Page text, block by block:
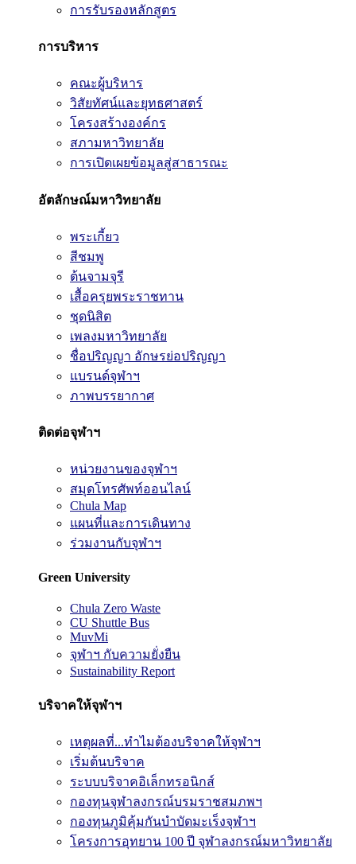
การรับรองหลักสูตร
การบริหาร
คณะผู้บริหาร
วิสัยทัศน์และยุทธศาสตร์
โครงสร้างองค์กร
สภามหาวิทยาลัย
การเปิดเผยข้อมูลสู่สาธารณะ
อัตลักษณ์มหาวิทยาลัย
พระเกี้ยว
สีชมพู
ต้นจามจุรี
เสื้อครุยพระราชทาน
ชุดนิสิต
เพลงมหาวิทยาลัย
ชื่อปริญญา อักษรย่อปริญญา
แบรนด์จุฬาฯ
ภาพบรรยากาศ
ติดต่อจุฬาฯ
หน่วยงานของจุฬาฯ
สมุดโทรศัพท์ออนไลน์
Chula Map
แผนที่และการเดินทาง
ร่วมงานกับจุฬาฯ
Green University
Chula Zero Waste
CU Shuttle Bus
MuvMi
จุฬาฯ กับความยั่งยืน
Sustainability Report
บริจาคให้จุฬาฯ
เหตุผลที่...ทำไมต้องบริจาคให้จุฬาฯ
เริ่มต้นบริจาค
ระบบบริจาคอิเล็กทรอนิกส์
กองทุนจุฬาลงกรณ์บรมราชสมภพฯ
กองทุนภูมิคุ้มกันบำบัดมะเร็งจุฬาฯ
โครงการอุทยาน 100 ปี จุฬาลงกรณ์มหาวิทยาลัย